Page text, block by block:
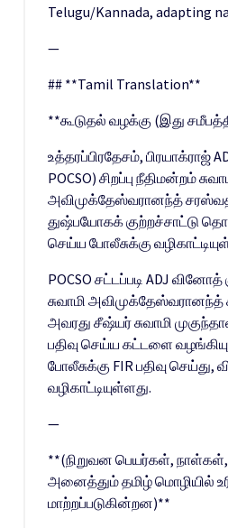
Telugu/Kannada, adapting
—
## **Tamil Translation**
**கூடுதல் வழக்கு (இது
உத்தரப்பிரதேசம், பிரயாக்ராஜ்
POCSO) சிறப்பு நீதிமன்றம்
அவிமுக்தேஸ்வரானந்த்
துஷ்பயோகக் குற்றச்சாட்டு
செய்ய போலீசுக்கு
POCSO சட்டப்படி ADJ
சுவாமி அவிமுக்தேஸ்வரானந்த்
அவரது சீஷ்யர் சுவாமி
பதிவு செய்ய கட்டளை
போலீசுக்கு FIR பதிவு
வழிகாட்டியுள்ளது.
—
**(நிறுவன பெயர்கள்,
அனைத்தும் தமிழ் மொழியில்
மாற்றப்படுகின்றன)**